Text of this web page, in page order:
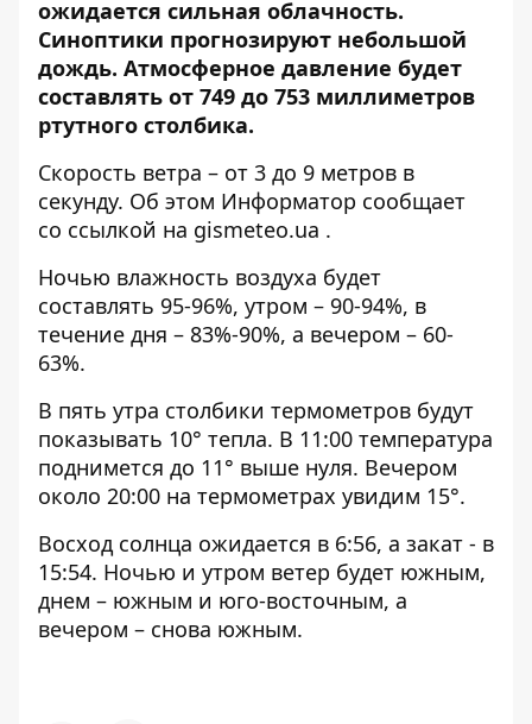
ожидается сильная облачность.
Синоптики прогнозируют небольшой
дождь. Атмосферное давление будет
составлять от 749 до 753 миллиметров
ртутного столбика.
Скорость ветра – от 3 до 9 метров в
секунду. Об этом Информатор сообщает
со ссылкой на gismeteo.ua .
Ночью влажность воздуха будет
составлять 95-96%, утром – 90-94%, в
течение дня – 83%-90%, а вечером – 60-
63%.
В пять утра столбики термометров будут
показывать 10° тепла. В 11:00 температура
поднимется до 11° выше нуля. Вечером
около 20:00 на термометрах увидим 15°.
Восход солнца ожидается в 6:56, а закат - в
15:54. Ночью и утром ветер будет южным,
днем – южным и юго-восточным, а
вечером – снова южным.